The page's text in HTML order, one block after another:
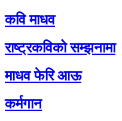
कवि माधव
राष्ट्रकविको सम्झनामा
माधव फेरि आऊ
कर्मगान